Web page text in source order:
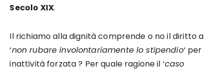
Secolo XIX.
Il richiamo alla dignità comprende o no il diritto a
‘non rubare involontariamente lo stipendio‘ per
inattività forzata ? Per quale ragione il ‘caso